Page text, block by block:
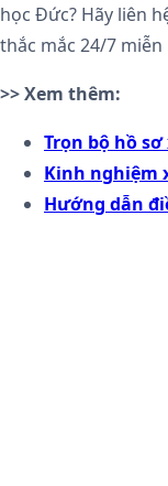
học Đức? Hãy liên
thắc mắc 24/7 miễn
>> Xem thêm:
Trọn bộ hồ
Kinh nghiệm
Hướng dẫn